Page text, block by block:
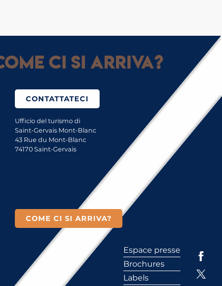
ci si arriva?
CONTATTATECI
Ufficio del turismo di
Saint-Gervais Mont-Blanc
43 Rue du Mont-Blanc
74170 Saint-Gervais
COME CI SI ARRIVA?
Espace presse
Brochures
Labels